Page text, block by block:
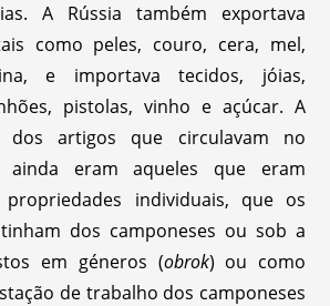
A Rússia também exportava
como peles, couro, cera, mel,
e importava tecidos, jóias,
pistolas, vinho e açúcar. A
dos artigos que circulavam no
ainda eram aqueles que eram
individuais, que os
dos camponeses ou sob a
em géneros (obrok) ou como
de trabalho dos camponeses